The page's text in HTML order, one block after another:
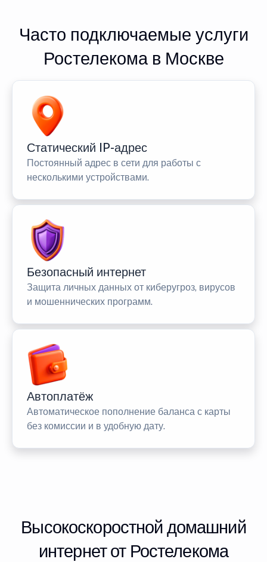
Часто подключаемые услуги
Ростелекома в Москве
Статический IP-адрес
Постоянный адрес в сети для работы с
несколькими устройствами.
Безопасный интернет
Защита личных данных от киберугроз, вирусов
и мошеннических программ.
Автоплатёж
Автоматическое пополнение баланса с карты
без комиссии и в удобную дату.
Высокоскоростной домашний
интернет от Ростелекома